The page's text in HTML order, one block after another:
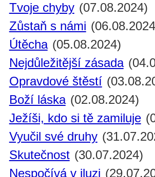
Tvoje chyby (07.08.2024)
Zůstaň s námi
Útěcha (05.08.2024)
Nejdůležitější zásada
Opravdové štěstí
Boží láska (02.08.2024)
Ježíši, kdo si tě zamiluje
Vyučil své druhy
Skutečnost (30.07.2024)
Nespočívá v iluzi